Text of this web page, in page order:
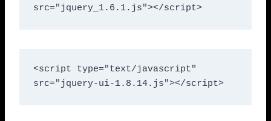
src="jquery_1.6.1.js"></script>
<script type="text/javascript"
src="jquery-ui-1.8.14.js"></script>